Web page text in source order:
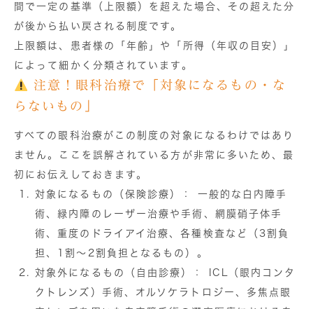
間で一定の基準（上限額）を超えた場合、その超えた分
が後から払い戻される制度 です。
上限額は、患者様の「年齢」や「所得（年収の目安）」
によって細かく分類されています。
注意！眼科治療で「対象になるもの・な
らないもの」
すべての眼科治療がこの制度の対象になるわけではあり
ません。ここを誤解されている方が非常に多いため、最
初にお伝えしておきます。
対象になるもの（保険診療）：
一般的な白内障手
術、緑内障のレーザー治療や手術、網膜硝子体手
術、重度のドライアイ治療、各種検査など（3割負
担、1割〜2割負担となるもの）。
対象外になるもの（自由診療）：
ICL（眼内コンタ
クトレンズ）手術、オルソケラトロジー、多焦点眼